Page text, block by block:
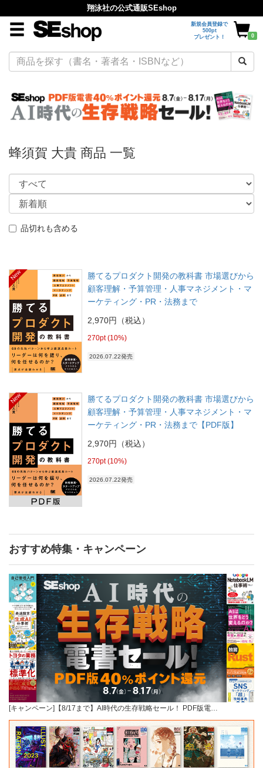
翔泳社の公式通販SEshop
新規会員登録で
500pt
プレゼント！
0
蜂須賀 大貴 商品 一覧
品切れも含める
New
勝てるプロダクト開発の教科書 市場選びから
顧客理解・予算管理・人事マネジメント・マ
ーケティング・PR・法務まで
2,970円（税込）
270pt (10%)
2026.07.22発売
New
勝てるプロダクト開発の教科書 市場選びから
顧客理解・予算管理・人事マネジメント・マ
ーケティング・PR・法務まで【PDF版】
2,970円（税込）
270pt (10%)
2026.07.22発売
おすすめ特集・キャンペーン
[キャンペーン]【8/17まで】AI時代の生存戦略セール！ PDF版電…